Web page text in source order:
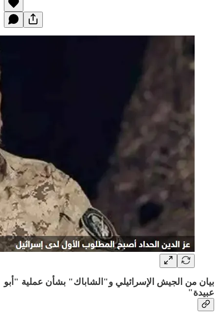
بيان من الجيش الإسرائيلي و"الشاباك" بشأن عملية "أبو
عبيدة"